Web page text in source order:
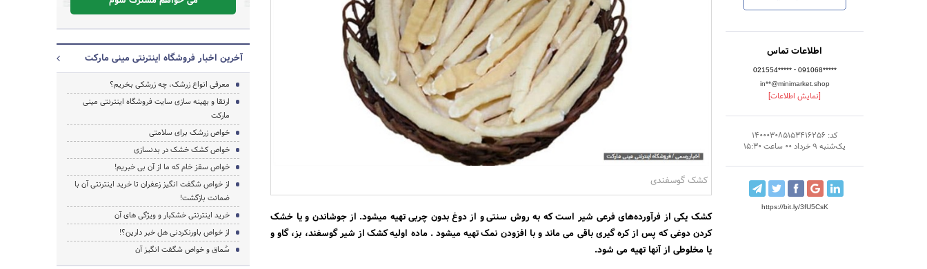
اطلاعات تماس
021554***** - 091068*****
in**@minimarket.shop
[نمایش اطلاعات]
کد: 140003085153416256
یک‌شنبه 9 خرداد 00 ساعت 15:30
https://bit.ly/3fU5CsK
کشک گوسفندی
کشک یکی از فرآورده‌های فرعی شیر است که به روش سنتی و از دوغ بدون چربی تهیه میشود. از جوشاندن و یا خشک
کردن دوغی که پس از کره‌ گیری باقی می ماند و با افزودن نمک تهیه میشود . ماده‌ اولیه کشک از شیر گوسفند، بز، گاو و
یا مخلوطی از آنها تهیه می شود.
آخرین اخبار فروشگاه اینترنتی مینی مارکت
معرفی انواع زرشک، چه زرشکی بخریم؟
ارتقا و بهینه سازی سایت فروشگاه اینترنتی مینی
مارکت
خواص زرشک برای سلامتی
خواص کشک خشک در بدنسازی
خواص سقز خام که ما از آن بی خبریم!
از خواص شگفت انگیز زعفران تا خرید اینترنتی آن با
ضمانت بازگشت!
خرید اینترنتی خشکبار و ویژگی های آن
از خواص باورنکردنی هل خبر دارین؟!
سُماق و خواص شگفت انگیز آن